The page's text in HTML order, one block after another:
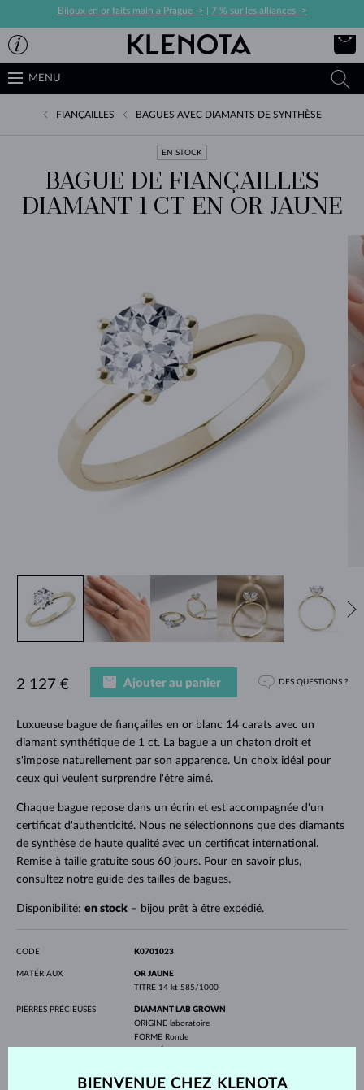
Bijoux en or faits main à Prague -> 7 % sur les alliances ->
MENU
FIANÇAILLES BAGUES AVEC DIAMANTS DE SYNTHÈSE
EN STOCK
BAGUE DE FIANÇAILLES
DIAMANT 1 CT EN OR JAUNE
Luxueuse bague de fiançailles en or blanc 14 carats avec un
diamant synthétique de 1 ct. La bague a un chaton droit et
s'impose naturellement par son apparence. Un choix idéal pour
ceux qui veulent surprendre l'être aimé.
Chaque bague repose dans un écrin et est accompagnée d'un
certificat d'authenticité. Nous ne sélectionnons que des diamants
de synthèse de haute qualité avec un certificat international.
Remise à taille gratuite sous 60 jours. Pour en savoir plus,
consultez notre guide des tailles de bagues.
Disponibilité: en stock– bijou prêt à être expédié.
2 127 € Ajouter au panier DES QUESTIONS ?
CODE K0701023
MATÉRIAUX
OR JAUNE
TITRE 14 kt 585/1000
PIERRES PRÉCIEUSES
DIAMANT LAB GROWN
ORIGINE laboratoire
FORME Ronde
DIAMÈTRE6.3 mm
BIENVENUE CHEZ KLENOTA